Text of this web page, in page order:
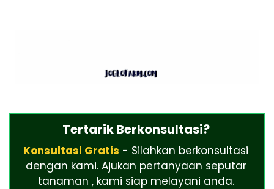
Tertarik Berkonsultasi?
Konsultasi Gratis - Silahkan berkonsultasi
dengan kami. Ajukan pertanyaan seputar
tanaman , kami siap melayani anda.